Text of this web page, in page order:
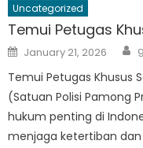
Uncategorized
Temui Petugas
Posted
on
January 21, 2026
Temui Petugas Khusus
(Satuan Polisi Pamong
hukum penting di
menjaga ketertiban